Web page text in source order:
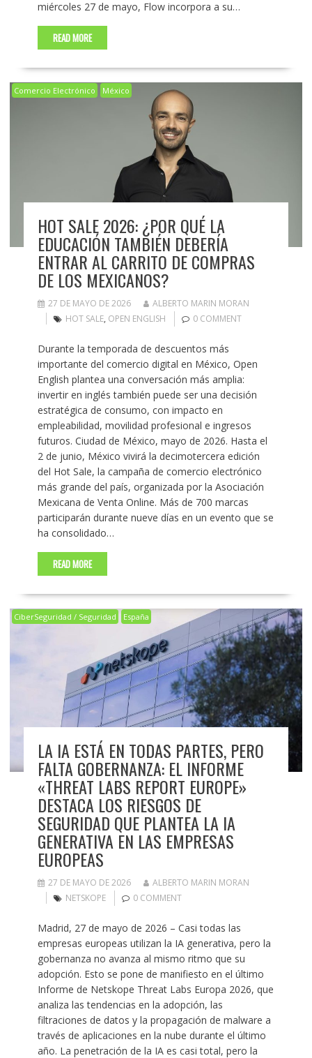
miércoles 27 de mayo, Flow incorpora a su…
READ MORE
Comercio Electrónico México
HOT SALE 2026: ¿POR QUÉ LA
EDUCACIÓN TAMBIÉN DEBERÍA
ENTRAR AL CARRITO DE COMPRAS
DE LOS MEXICANOS?
27 DE MAYO DE 2026
ALBERTO MARIN MORAN
HOT SALE, OPEN ENGLISH 0 COMMENT
Durante la temporada de descuentos más
importante del comercio digital en México, Open
English plantea una conversación más amplia:
invertir en inglés también puede ser una decisión
estratégica de consumo, con impacto en
empleabilidad, movilidad profesional e ingresos
futuros. Ciudad de México, mayo de 2026. Hasta el
2 de junio, México vivirá la decimotercera edición
del Hot Sale, la campaña de comercio electrónico
más grande del país, organizada por la Asociación
Mexicana de Venta Online. Más de 700 marcas
participarán durante nueve días en un evento que se
ha consolidado…
READ MORE
CiberSeguridad / Seguridad España
LA IA ESTÁ EN TODAS PARTES, PERO
FALTA GOBERNANZA: EL INFORME
«THREAT LABS REPORT EUROPE»
DESTACA LOS RIESGOS DE
SEGURIDAD QUE PLANTEA LA IA
GENERATIVA EN LAS EMPRESAS
EUROPEAS
27 DE MAYO DE 2026
ALBERTO MARIN MORAN
NETSKOPE
0 COMMENT
Madrid, 27 de mayo de 2026 – Casi todas las
empresas europeas utilizan la IA generativa, pero la
gobernanza no avanza al mismo ritmo que su
adopción. Esto se pone de manifiesto en el último
Informe de Netskope Threat Labs Europa 2026, que
analiza las tendencias en la adopción, las
filtraciones de datos y la propagación de malware a
través de aplicaciones en la nube durante el último
año. La penetración de la IA es casi total, pero la